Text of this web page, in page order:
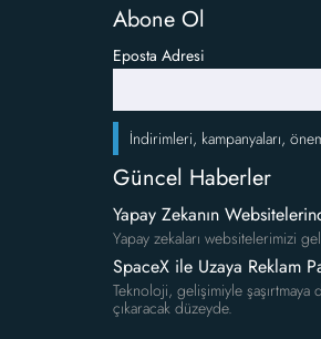
Abone Ol
Eposta Adresi
İndirimleri, kampanyaları,
Güncel Haberler
Yapay Zekanın
Yapay zekaları websitelerimizi
SpaceX ile Uzaya Reklam
Teknoloji, gelişimiyle şaşırtmaya
çıkaracak düzeyde.